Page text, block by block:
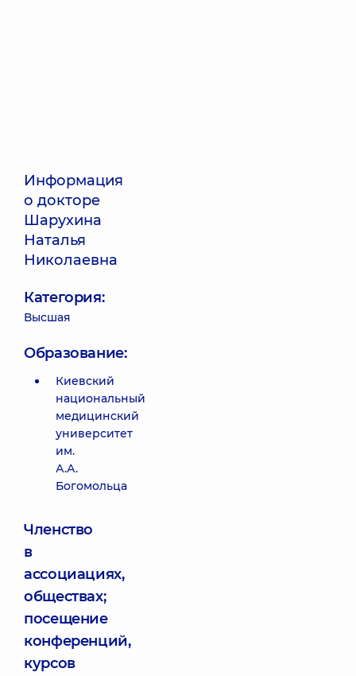
Информация
о докторе
Шарухина
Наталья
Николаевна
Категория:
Высшая
Образование:
Киевский
национальный
медицинский
университет
им.
А.А.
Богомольца
Членство
в
ассоциациях,
обществах;
посещение
конференций,
курсов